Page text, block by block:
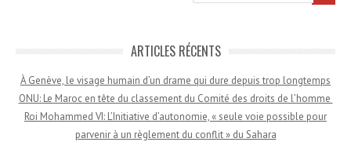
ARTICLES RÉCENTS
À Genève, le visage humain d’un drame qui dure depuis trop longtemps
ONU: Le Maroc en tête du classement du Comité des droits de l’homme
Roi Mohammed VI: L’Initiative d’autonomie, « seule voie possible pour
parvenir à un règlement du conflit » du Sahara